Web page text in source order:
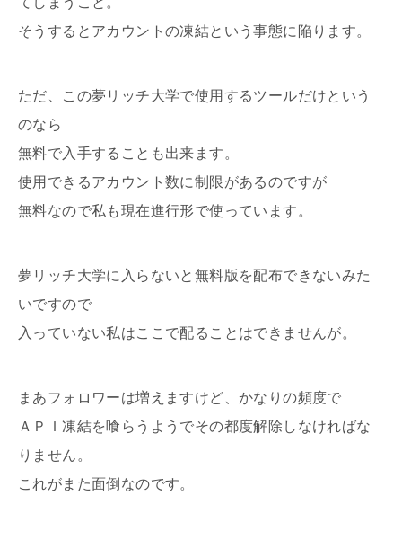
そうするとアカウントの凍結という事態に陥ります。
ただ、この夢リッチ大学で使用するツールだけという
のなら
無料で入手することも出来ます。
使用できるアカウント数に制限があるのですが
無料なので私も現在進行形で使っています。
夢リッチ大学に入らないと無料版を配布できないみた
いですので
入っていない私はここで配ることはできませんが。
まあフォロワーは増えますけど、かなりの頻度で
ＡＰＩ凍結を喰らうようでその都度解除しなければな
りません。
これがまた面倒なのです。